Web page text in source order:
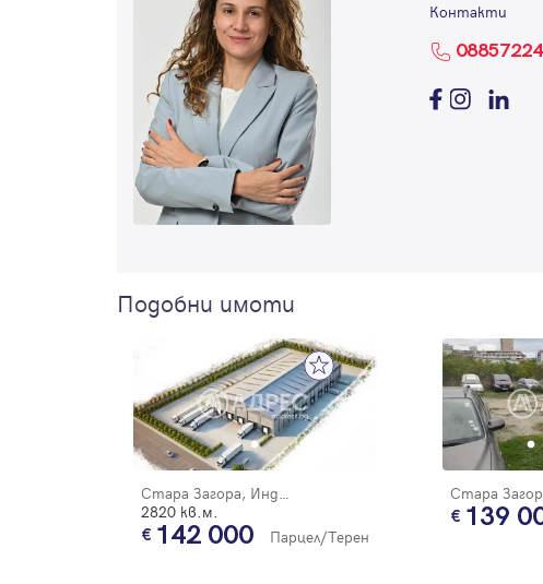
Контакти
Подобни имоти
2820 кв.м.
142 000 Парцел/Терен
139
Имейл